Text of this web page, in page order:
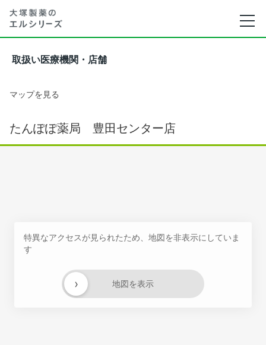
取扱い医療機関・店舗
マップを見る
たんぽぽ薬局 豊田センター店
特異なアクセスが見られたため、地図を非表示にしていま
す
地図を表示
›